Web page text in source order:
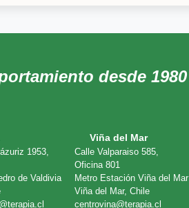
desde 1980
1953,
de Valdivia
Viña del Mar
Calle Valparaiso 585,
Oficina 801
Metro Estación Viña del Mar
Viña del Mar, Chile
centrovina@terapia.cl